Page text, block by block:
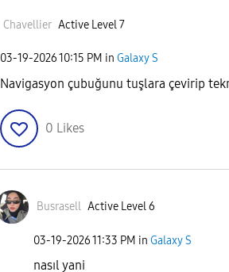
Chavellier Active Level 7
‎03-19-202610:15 PM in Galaxy S
Navigasyon çubuğunu tuşlara çevirip
0 Likes
Busrasell Active Level 6
‎03-19-202611:33 PM in Galaxy S
nasıl yani